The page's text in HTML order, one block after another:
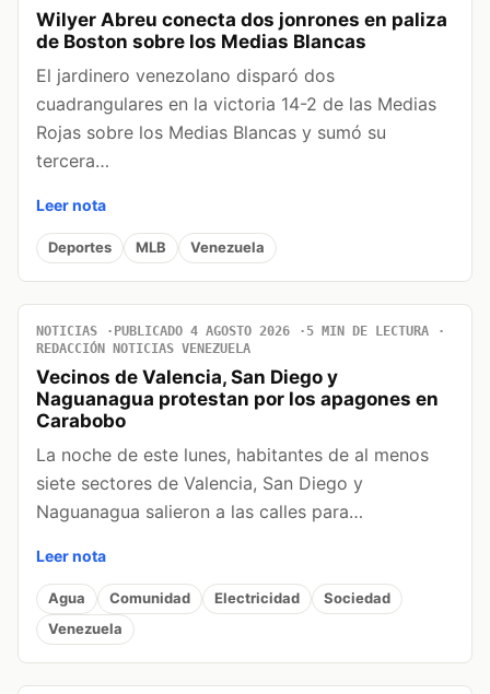
Wilyer Abreu conecta dos jonrones en paliza
de Boston sobre los Medias Blancas
El jardinero venezolano disparó dos
cuadrangulares en la victoria 14-2 de las Medias
Rojas sobre los Medias Blancas y sumó su
tercera…
Leer nota
Deportes MLB Venezuela
NOTICIAS PUBLICADO 4 AGOSTO 2026
5 MIN DE LECTURA
REDACCIÓN NOTICIAS VENEZUELA
Vecinos de Valencia, San Diego y
Naguanagua protestan por los apagones en
Carabobo
La noche de este lunes, habitantes de al menos
siete sectores de Valencia, San Diego y
Naguanagua salieron a las calles para…
Leer nota
Agua Comunidad Electricidad
Sociedad
Venezuela